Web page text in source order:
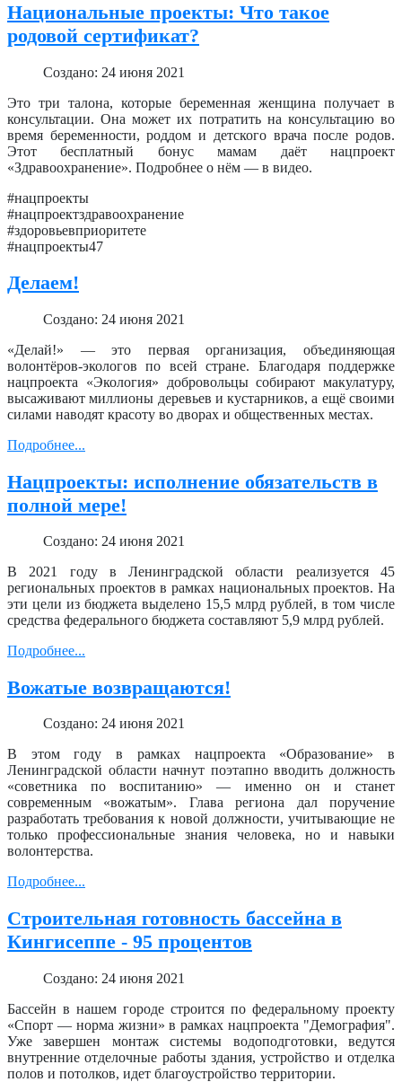
Национальные проекты: Что такое
родовой сертификат?
Создано: 24 июня 2021
Это три талона, которые беременная женщина получает в
консультации. Она может их потратить на консультацию во
время беременности, роддом и детского врача после родов.
Этот бесплатный бонус мамам даёт нацпроект
«Здравоохранение». Подробнее о нём — в видео.
#нацпроекты
#нацпроектздравоохранение
#здоровьевприоритете
#нацпроекты47
Делаем!
Создано: 24 июня 2021
«Делай!» — это первая организация, объединяющая
волонтёров-экологов по всей стране. Благодаря поддержке
нацпроекта «Экология» добровольцы собирают макулатуру,
высаживают миллионы деревьев и кустарников, а ещё своими
силами наводят красоту во дворах и общественных местах.
Подробнее...
Нацпроекты: исполнение обязательств в
полной мере!
Создано: 24 июня 2021
В 2021 году в Ленинградской области реализуется 45
региональных проектов в рамках национальных проектов. На
эти цели из бюджета выделено 15,5 млрд рублей, в том числе
средства федерального бюджета составляют 5,9 млрд рублей.
Подробнее...
Вожатые возвращаются!
Создано: 24 июня 2021
В этом году в рамках нацпроекта «Образование» в
Ленинградской области начнут поэтапно вводить должность
«советника по воспитанию» — именно он и станет
современным «вожатым». Глава региона дал поручение
разработать требования к новой должности, учитывающие не
только профессиональные знания человека, но и навыки
волонтерства.
Подробнее...
Строительная готовность бассейна в
Кингисеппе - 95 процентов
Создано: 24 июня 2021
Бассейн в нашем городе строится по федеральному проекту
«Спорт — норма жизни» в рамках нацпроекта "Демография".
Уже завершен монтаж системы водоподготовки, ведутся
внутренние отделочные работы здания, устройство и отделка
полов и потолков, идет благоустройство территории.